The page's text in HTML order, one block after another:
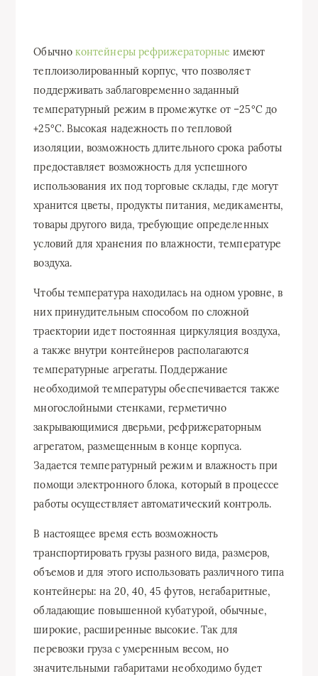
Обычно контейнеры рефрижераторные имеют
теплоизолированный корпус, что позволяет
поддерживать заблаговременно заданный
температурный режим в промежутке от –25°С до
+25°С. Высокая надежность по тепловой
изоляции, возможность длительного срока работы
предоставляет возможность для успешного
использования их под торговые склады, где могут
хранится цветы, продукты питания, медикаменты,
товары другого вида, требующие определенных
условий для хранения по влажности, температуре
воздуха.
Чтобы температура находилась на одном уровне, в
них принудительным способом по сложной
траектории идет постоянная циркуляция воздуха,
а также внутри контейнеров располагаются
температурные агрегаты. Поддержание
необходимой температуры обеспечивается также
многослойными стенками, герметично
закрывающимися дверьми, рефрижераторным
агрегатом, размещенным в конце корпуса.
Задается температурный режим и влажность при
помощи электронного блока, который в процессе
работы осуществляет автоматический контроль.
В настоящее время есть возможность
транспортировать грузы разного вида, размеров,
объемов и для этого использовать различного типа
контейнеры: на 20, 40, 45 футов, негабаритные,
обладающие повышенной кубатурой, обычные,
широкие, расширенные высокие. Так для
перевозки груза с умеренным весом, но
значительными габаритами необходимо будет